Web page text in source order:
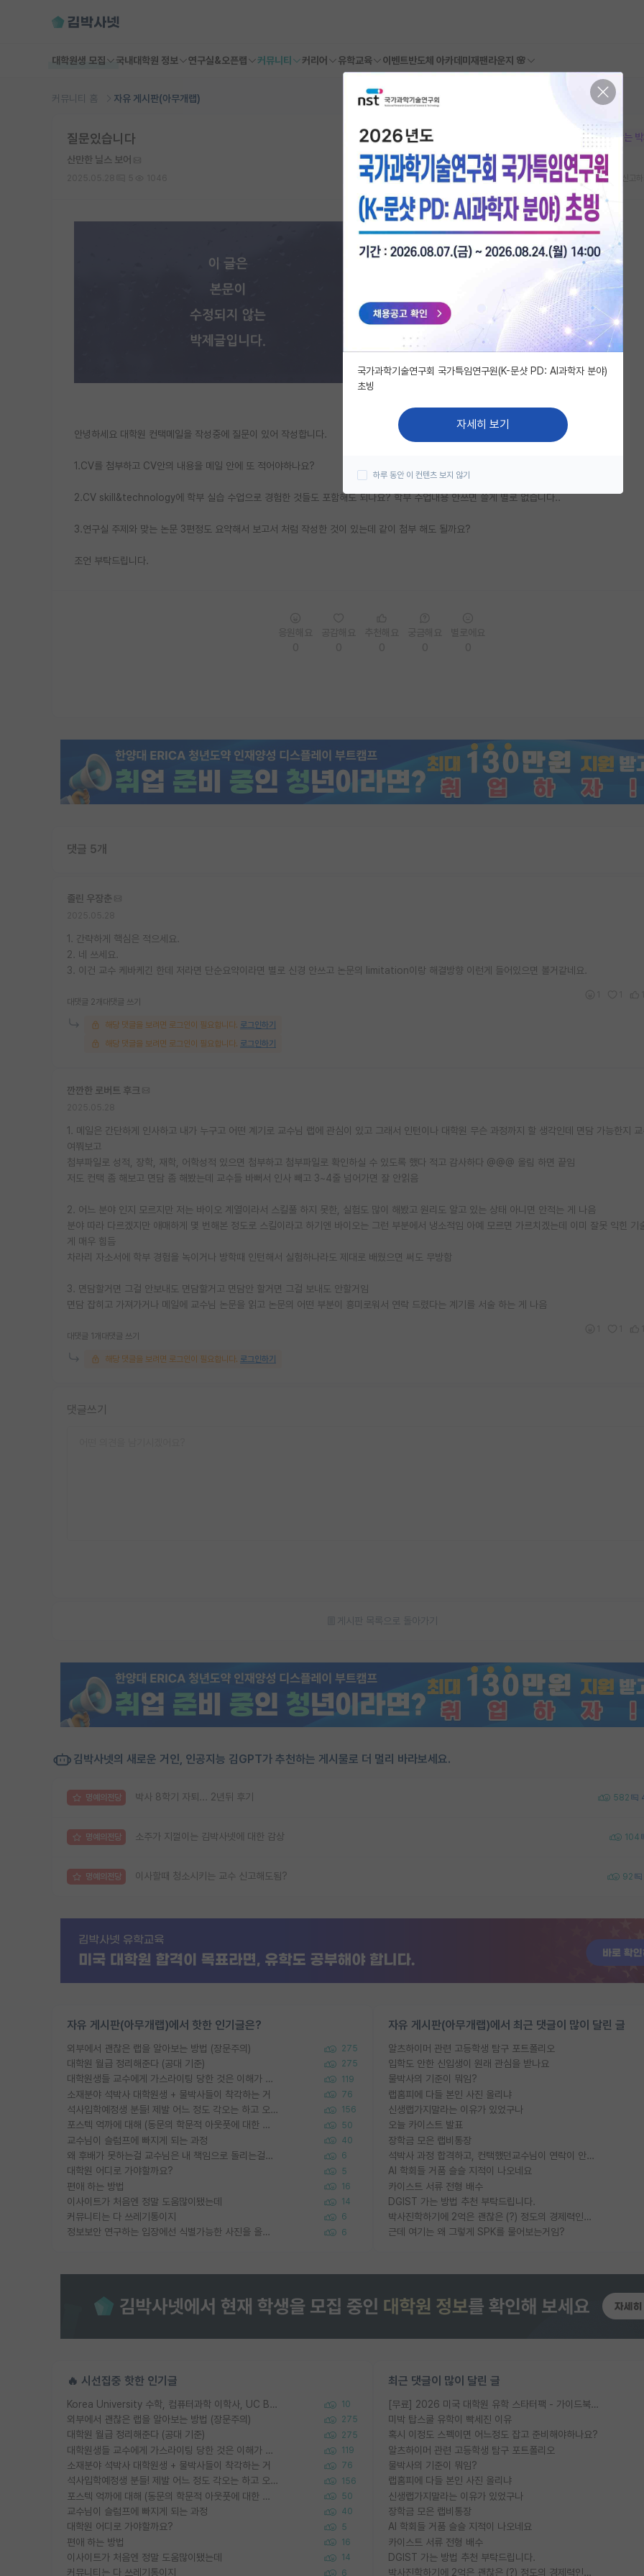
대학원생 모집 국내대학원 정보 연구실&오픈랩 커뮤니티 커리어 유학교육 이벤트반도체 아카데미 재팬라운지 🌸
커뮤니티 홈 자유 게시판(아무개랩)
본문이 수정되지 않는
질문있습니다
산만한 닐스 보어
스크랩
안녕하세요 대학원 컨택메일을 작성중에 질문이 있어 작성합니다.
1.CV를 첨부하고 CV안의 내용을 메일 안에 또 적어야하나요?
2.CV skill&technology에 학부 실습 수업으로 경험한 것들도 포함해도 되나요? 학부 수업내용 안쓰면 쓸게 별로 없습니다..
3.연구실 주제와 맞는 논문 3편정도 요약해서 보고서 처럼 작성한 것이 있는데 같이 첨부 해도 될까요?
조언 부탁드립니다.
댓글 5개
졸린 우장춘
1. 간략하게 핵심은 적으세요.
2. 네 쓰세요.
3. 이건 교수 케바케긴 한데 저라면 단순요약이라면 별로 신경 안쓰고 논문의 limitation이랑 해결방향 이런게 들어있으면 볼거같네요.
대댓글 2개 대댓글 쓰기
해당 댓글을 보려면 로그인이 필요합니다. 로그인하기
해당 댓글을 보려면 로그인이 필요합니다. 로그인하기
깐깐한 로버트 후크
1. 메일은 간단하게 인사하고 내가 누구고 어떤 계기로 교수님 랩에 관심이 있고 그래서 인턴이나 대학원 무슨 과정까지 할 생각인데 면담 가능한지
여쭤보고
첨부파일로 성적, 장학, 재학, 어학성적 있으면 첨부하고 첨부파일로 확인하실 수 있도록 했다 적고 감사하다 @@@ 올림 하면 끝임
저도 컨택 좀 해보고 면담 좀 해봤는데 교수들 바뻐서 인사 빼고 3~4줄 넘어가면 잘 안읽음
2. 어느 분야 인지 모르지만 저는 바이오 계열이라서 스킬풀 하지 못한, 실험도 많이 해봤고 원리도 알고 있는 상태 아니면 안적는 게 나음
분야 따라 다르겠지만 애매하게 몇 번해본 정도로 스킬이라고 하기엔 바이오는 그런 부분에서 냉소적임 아예 모르면 가르치겠는데 이미 잘못 익힌 기
게 매우 힘듬
차라리 자소서에 학부 경험을 녹이거나 방학때 인턴해서 실험하나라도 제대로 배웠으면 써도 무방함
3. 면담할거면 그걸 안보내도 면담할거고 면담안 할거면 그걸 보내도 안할거임
면담 잡히고 가져가거나 메일에 교수님 논문을 읽고 논문의 어떤 부분이 흥미로워서 연락 드렸다는 계기를 서술 하는 게 나음
대댓글 1개 대댓글 쓰기
해당 댓글을 보려면 로그인이 필요합니다. 로그인하기
댓글쓰기
게시판 목록으로 돌아가기
김박사넷의 새로운 거인, 인공지능 김GPT가 추천하는 게시물로 더 멀리 바라보세요.
명예의전당 박사 8학기 자퇴... 2년뒤 후기 582
명예의전당 소주가 지껄이는 김박사넷에 대한 감상 104
명예의전당 이사할때 청소시키는 교수 신고해도됨? 92
자유 게시판(아무개랩)에서 핫한 인기글은?
외부에서 괜찮은 랩을 알아보는 방법 (장문주의) 275
대학원 월급 정리해준다 (공대 기준) 275
대학원생들 교수에게 가스라이팅 당한 것은 이해가 갑니다. 안타깝네요. 119
소재분야 석박사 대학원생 + 물박사들이 착각하는 거 76
석사입학예정생 분들! 제발 어느 정도 각오는 하고 오세요. 156
포스텍 억까에 대해 (동문의 학문적 아웃풋에 대한 반박) 50
교수님이 슬럼프에 빠지게 되는 과정 40
왜 후배가 못하는걸 교수님은 내 책임으로 돌리는걸까요? 6
대학원 어디로 가야할까요? 5
편애 하는 방법 16
이사이트가 처음엔 정말 도움많이됐는데 14
커뮤니티는 다 쓰레기통이지 6
정보보안 연구하는 입장에선 식별가능한 사진을 올리는건 비추이긴함 6
자유 게시판(아무개랩)에서 최근 댓글이 많이 달린 글
알츠하이머 관련 고등학생 탐구 포트폴리오
입학도 안한 신입생이 원래 관심을 받나요
물박사의 기준이 뭐임?
랩홈피에 다들 본인 사진 올리냐
신생랩가지말라는 이유가 있었구나
오늘 카이스트 발표
장학금 모은 랩비통장
석박사 과정 합격하고, 컨택했던교수님이 연락이 안됩니다...
AI 학회들 거품 슬슬 지적이 나오네요
카이스트 서류 전형 배수
DGIST 가는 방법 추천 부탁드립니다.
박사진학하기에 2억은 괜찮은 (?) 정도의 경제력인가요
근데 여기는 왜 그렇게 SPK를 물어보는거임?
🔥 시선집중 핫한 인기글
Korea University 수학, 컴퓨터과학 이학사, UC Berkeley 산업공학 대학원 공학박사가 되는 것은 쉽지 않겠죠? 10
외부에서 괜찮은 랩을 알아보는 방법 (장문주의) 275
대학원 월급 정리해준다 (공대 기준) 275
대학원생들 교수에게 가스라이팅 당한 것은 이해가 갑니다. 안타깝네요. 119
소재분야 석박사 대학원생 + 물박사들이 착각하는 거 76
석사입학예정생 분들! 제발 어느 정도 각오는 하고 오세요. 156
포스텍 억까에 대해 (동문의 학문적 아웃풋에 대한 반박) 50
교수님이 슬럼프에 빠지게 되는 과정 40
대학원 어디로 가야할까요? 5
편애 하는 방법 16
이사이트가 처음엔 정말 도움많이됐는데 14
커뮤니티는 다 쓰레기통이지 6
최근 댓글이 많이 달린 글
[무료] 2026 미국 대학원 유학 스타터팩 - 가이드북 & 합격자 컨택메일 템플릿
미박 탑스쿨 유학이 빡세진 이유
혹시 이정도 스펙이면 어느정도 잡고 준비해야하나요?
알츠하이머 관련 고등학생 탐구 포트폴리오
물박사의 기준이 뭐임?
랩홈피에 다들 본인 사진 올리냐
신생랩가지말라는 이유가 있었구나
장학금 모은 랩비통장
AI 학회들 거품 슬슬 지적이 나오네요
카이스트 서류 전형 배수
DGIST 가는 방법 추천 부탁드립니다.
박사진학하기에 2억은 괜찮은 (?) 정도의 경제력인가요
국가과학기술연구회 국가특임연구원(K-문샷 PD: AI과학자 분야)
초빙
자세히 보기
하루 동안 이 컨텐츠 보지 않기